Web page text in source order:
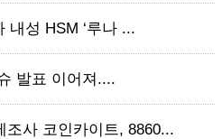
내성 HSM ‘루나 ...
발표 이어져....
조사 코인카이트, 8860...